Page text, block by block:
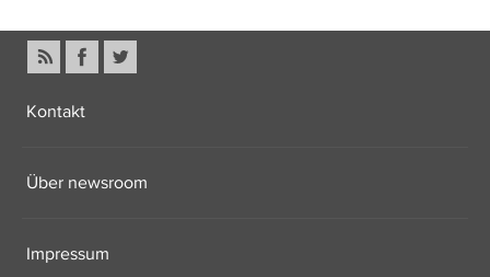
Kontakt
Über newsroom
Impressum